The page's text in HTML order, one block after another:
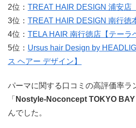
2位： TREAT HAIR DESIGN 浦安店
3位： TREAT HAIR DESIGN 南行徳
4位： TELA HAIR 南行徳店【テーラ
5位： Ursus hair Design by
ス ヘアー デザイン】
パーマに関する口コミの高評価率ラ
「 Nostyle‐Noconcept TOKYO
んでした。